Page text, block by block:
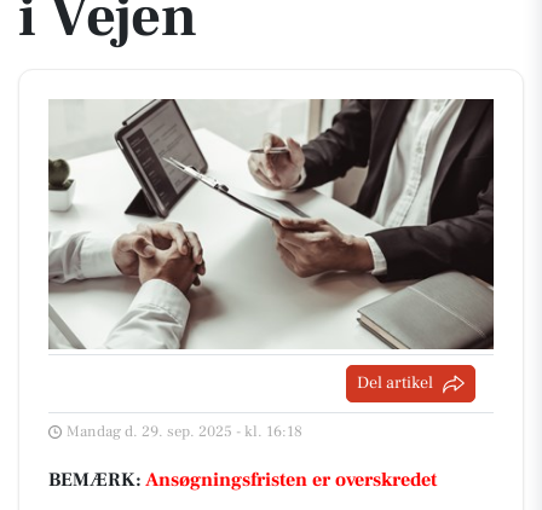
i Vejen
Del artikel
Mandag d. 29. sep. 2025 - kl. 16:18
BEMÆRK: Ansøgningsfristen er overskredet